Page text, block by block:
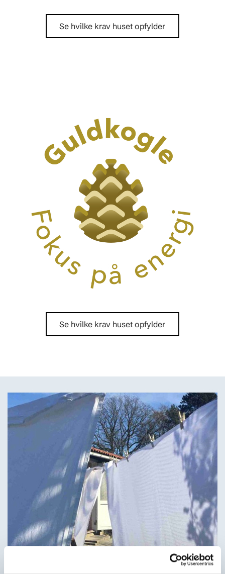
Se hvilke krav huset opfylder
Se hvilke krav huset opfylder